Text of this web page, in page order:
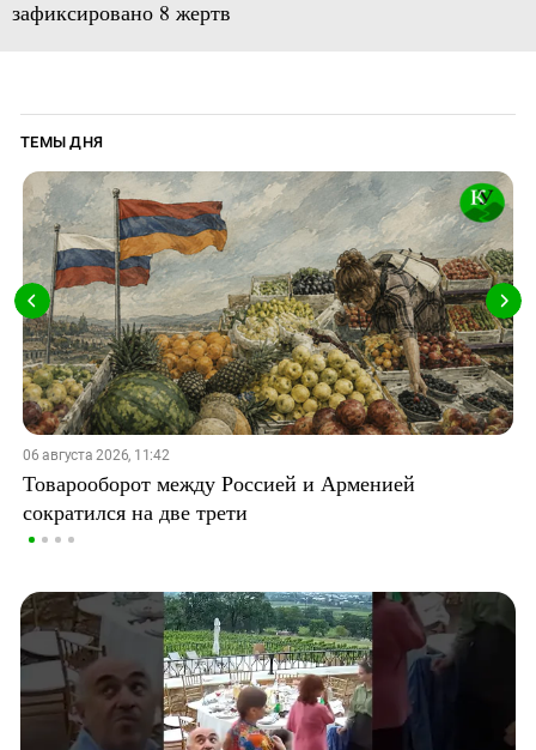
зафиксировано 8 жертв
ТЕМЫ ДНЯ
06 августа 2026, 11:42
Товарооборот между Россией и Арменией
сократился на две трети